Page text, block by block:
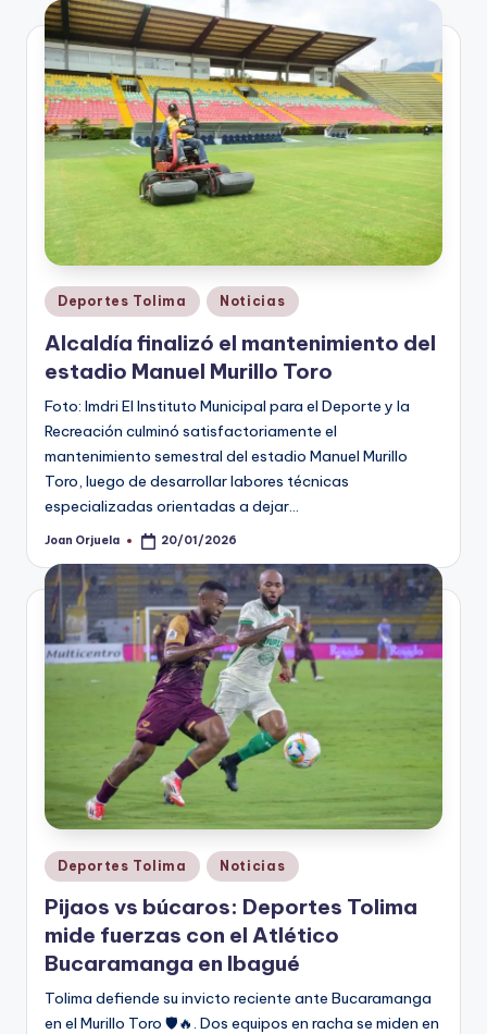
V
n
o
n
t
o
Publicado
en
Deportes Tolima Noticias
Alcaldía finalizó el mantenimiento del
estadio Manuel Murillo Toro
Foto: Imdri El Instituto Municipal para el Deporte y la
Recreación culminó satisfactoriamente el
mantenimiento semestral del estadio Manuel Murillo
Toro, luego de desarrollar labores técnicas
especializadas orientadas a dejar…
Publicado
Joan Orjuela 20/01/2026
Publicado
en
Deportes Tolima Noticias
Pijaos vs búcaros: Deportes Tolima
mide fuerzas con el Atlético
Bucaramanga en Ibagué
Tolima defiende su invicto reciente ante Bucaramanga
en el Murillo Toro 🛡️🔥. Dos equipos en racha se miden en